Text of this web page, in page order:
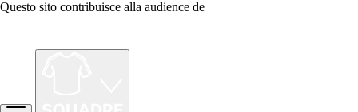
Questo sito contribuisce alla audience de